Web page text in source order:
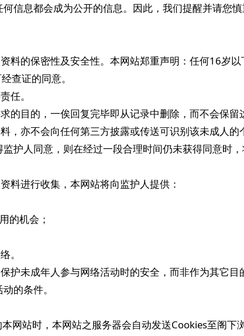
信息都会成为公开的信息。因此，我们提醒并请您
料的保密性及安全性。本网站郑重声明：任何16岁
查证的同意。
任。
目的，一俟回复完毕即从记录中删除，而不会保留
，亦不会向任何第三方披露或传送可识别该未成人的
护人同意，则在经过一段合理时间仍未获得同意时
料进行收集，本网站将向监护人提供：
的机会；
。
护未成年人参与网络活动时的安全，而非作为其它目
的条件。
网站时，本网站之服务器会自动发送Cookies至阁下